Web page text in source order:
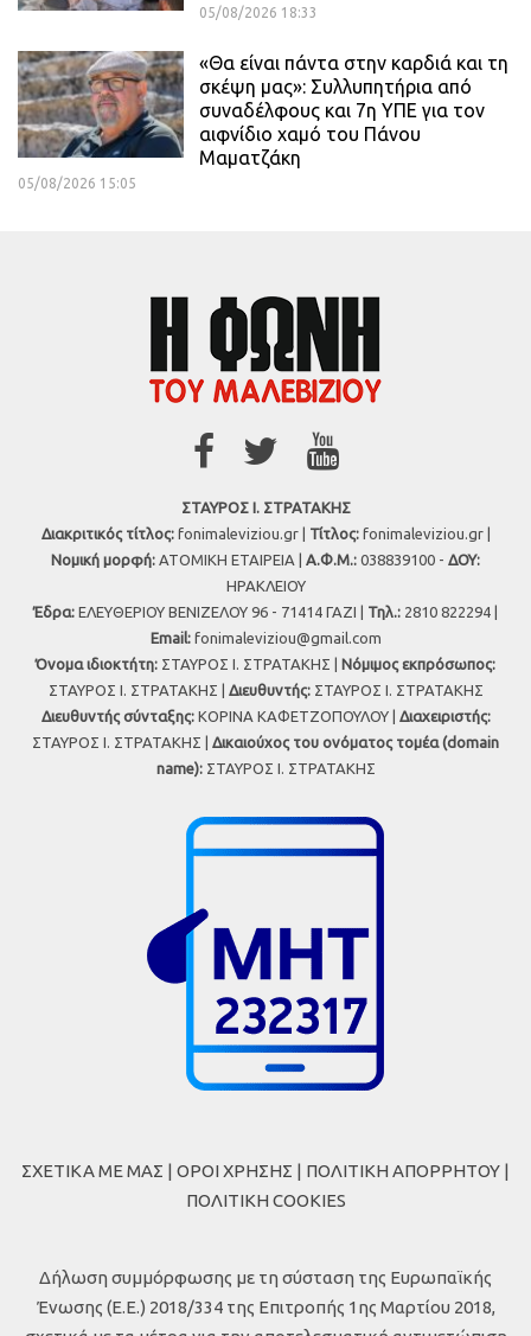
05/08/2026 18:33
«Θα είναι πάντα στην καρδιά και τη
σκέψη μας»: Συλλυπητήρια από
συναδέλφους και 7η ΥΠΕ για τον
αιφνίδιο χαμό του Πάνου
Μαματζάκη
05/08/2026 15:05
ΣΤΑΥΡΟΣ Ι. ΣΤΡΑΤΑΚΗΣ
Διακριτικός τίτλος:fonimaleviziou.gr | Τίτλος:fonimaleviziou.gr |
Νομική μορφή: ΑΤΟΜΙΚΗ ΕΤΑΙΡΕΙΑ | Α.Φ.Μ.: 038839100 - ΔΟΥ:
ΗΡΑΚΛΕΙΟΥ
Έδρα: ΕΛΕΥΘΕΡΙΟΥ ΒΕΝΙΖΕΛΟΥ 96 - 71414 ΓΑΖΙ | Τηλ.: 2810 822294 |
Εmail: fonimaleviziou@gmail.com
Όνομα ιδιοκτήτη: ΣΤΑΥΡΟΣ Ι. ΣΤΡΑΤΑΚΗΣ | Νόμιμος εκπρόσωπος:
ΣΤΑΥΡΟΣ Ι. ΣΤΡΑΤΑΚΗΣ | Διευθυντής:ΣΤΑΥΡΟΣ Ι. ΣΤΡΑΤΑΚΗΣ
Διευθυντής σύνταξης:ΚΟΡΙΝΑ ΚΑΦΕΤΖΟΠΟΥΛΟΥ | Διαχειριστής:
ΣΤΑΥΡΟΣ Ι. ΣΤΡΑΤΑΚΗΣ | Δικαιούχος του ονόματος τομέα (domain
name):ΣΤΑΥΡΟΣ Ι. ΣΤΡΑΤΑΚΗΣ
ΣΧΕΤΙΚΑ ΜΕ ΜΑΣ | ΟΡΟΙ ΧΡΗΣΗΣ | ΠΟΛΙΤΙΚΗ ΑΠΟΡΡΗΤΟΥ |
ΠΟΛΙΤΙΚΗ COOKIES
Δήλωση συμμόρφωσης με τη σύσταση της Ευρωπαϊκής
Ένωσης (Ε.Ε.) 2018/334 της Επιτροπής 1ης Μαρτίου 2018,